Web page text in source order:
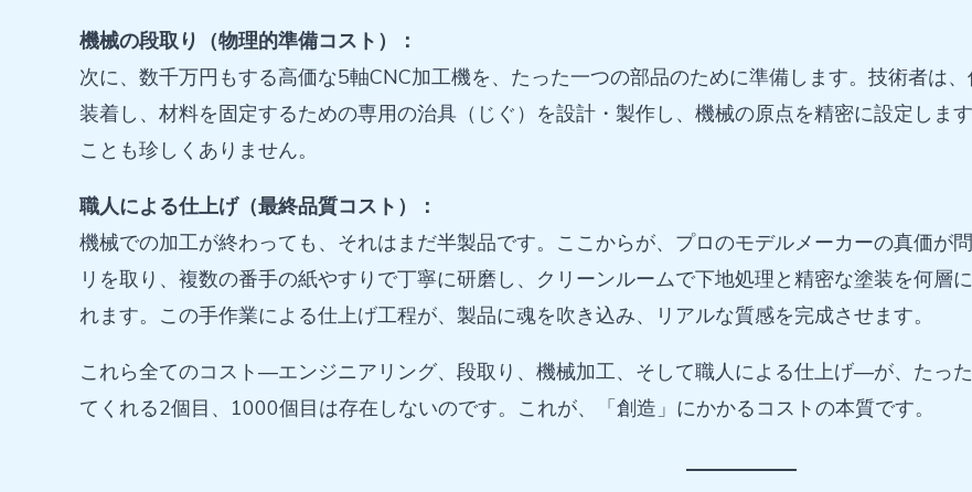
機械の段取り（物理的準備コスト）：
次に、数千万円もする高価な5軸CNC加工機を、たった一つの部品のために準備します。技術者は
装着し、材料を固定するための専用の治具（じぐ）を設計・製作し、機械の原点を精密に設定しま
ことも珍しくありません。
職人による仕上げ（最終品質コスト）：
機械での加工が終わっても、それはまだ半製品です。ここからが、プロのモデルメーカーの真価が
リを取り、複数の番手の紙やすりで丁寧に研磨し、クリーンルームで下地処理と精密な塗装を何層
れます。この手作業による仕上げ工程が、製品に魂を吹き込み、リアルな質感を完成させます。
これら全てのコスト—エンジニアリング、段取り、機械加工、そして職人による仕上げ—が、たっ
てくれる2個目、1000個目は存在しないのです。これが、「創造」にかかるコストの本質です。